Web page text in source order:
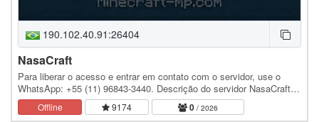
190.102.40.91:26404
NasaCraft
Para liberar o acesso e entrar em contato com o servidor, use o
WhatsApp: +55 (11) 96843-3440. Descrição do servidor NasaCraft
🚀 NasaCraft é um servidor multiplayer com…
Offline 9174 0 / 2026